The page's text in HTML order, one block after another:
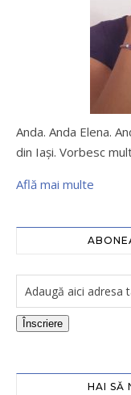
Anda. Anda Elena.
din Iaşi. Vorbesc
Află mai multe
Înscriere
HAI SĂ